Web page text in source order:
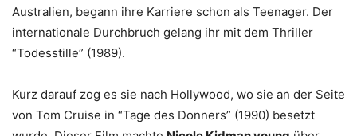
Australien, begann ihre Karriere schon als Teenager. Der
internationale Durchbruch gelang ihr mit dem Thriller
“Todesstille” (1989).
Kurz darauf zog es sie nach Hollywood, wo sie an der Seite
von Tom Cruise in “Tage des Donners” (1990) besetzt